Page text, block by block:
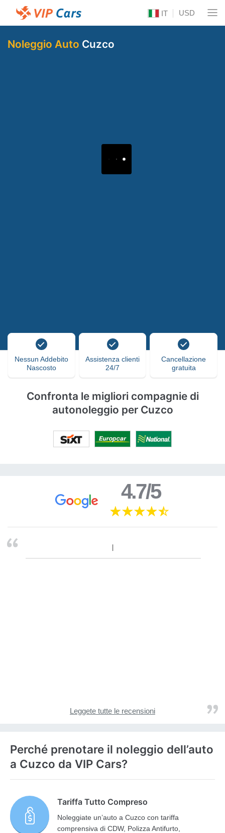
IT USD
Noleggio Auto Cuzco
Nessun Addebito
Nascosto
Assistenza clienti
24/7
Cancellazione
gratuita
Confronta le migliori compagnie di
autonoleggio per Cuzco
4.7/5
Leggete tutte le recensioni
Perché prenotare il noleggio dell’auto
a Cuzco da VIP Cars?
Tariffa Tutto Compreso
Noleggiate un’auto a Cuzco con tariffa
comprensiva di CDW, Polizza Antifurto,